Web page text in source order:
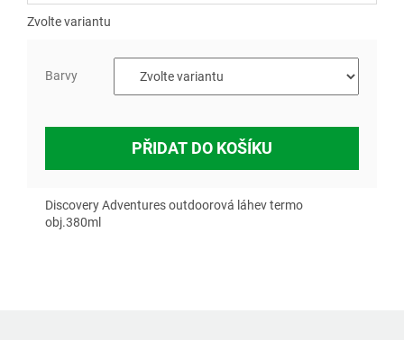
Zvolte variantu
Barvy
PŘIDAT DO KOŠÍKU
Discovery Adventures outdoorová láhev termo
obj.380ml